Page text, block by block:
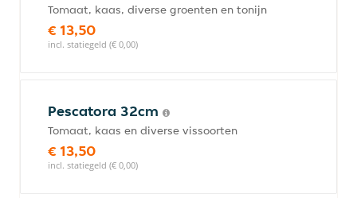
Tomaat, kaas, diverse groenten en tonijn
€ 13,50
incl. statiegeld (€ 0,00)
Pescatora 32cm
Tomaat, kaas en diverse vissoorten
€ 13,50
incl. statiegeld (€ 0,00)